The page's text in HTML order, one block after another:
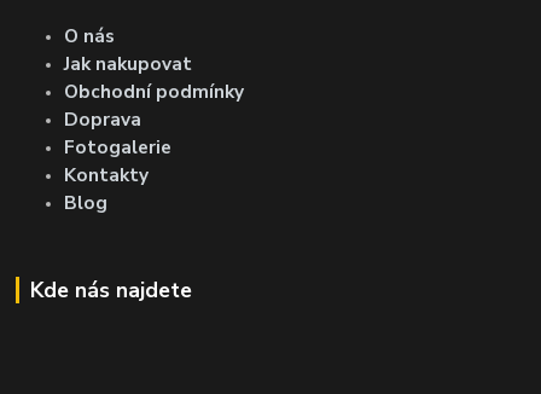
O nás
Jak nakupovat
Obchodní podmínky
Doprava
Fotogalerie
Kontakty
Blog
Kde nás najdete